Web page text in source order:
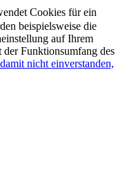
Cookies für ein
beispielsweise die
auf Ihrem
der Funktionsumfang des
nicht einverstanden,